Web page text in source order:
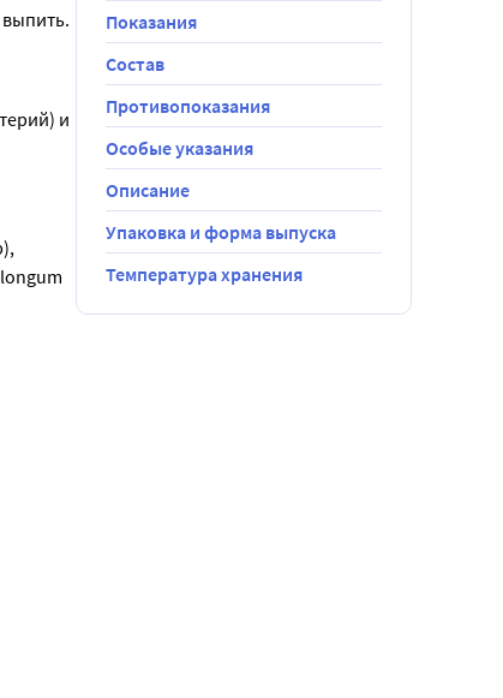
и
Показания
Состав
Противопоказания
Особые указания
Описание
Упаковка и форма выпуска
Температура хранения